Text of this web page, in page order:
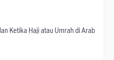
Ketika Haji atau Umrah di Arab